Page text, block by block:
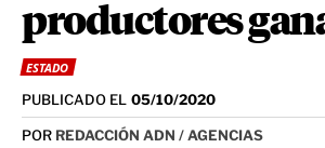
productores
ESTADO
PUBLICADO EL 05/10/2020
POR REDACCIÓN ADN / AGENCIAS